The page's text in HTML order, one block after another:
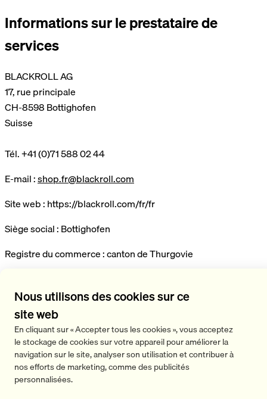
Informations sur le prestataire de
services
BLACKROLL AG
17, rue principale
CH-8598 Bottighofen
Suisse
Tél. +41 (0)71 588 02 44
E-mail :shop.fr@blackroll.com
Site web : https://blackroll.com/fr/fr
Siège social : Bottighofen
Registre du commerce : canton de Thurgovie
d'enregistrement : CHE-228.574.355
Numéro d'identification TVA en Allemagne : DE 815 464 633
Numéro DEEE : DE 79754400
N° d'enregistrement BattG : 21006241
Nous utilisons des cookies sur ce
site web
En cliquant sur « Accepter tous les cookies », vous acceptez
le stockage de cookies sur votre appareil pour améliorer la
navigation sur le site, analyser son utilisation et contribuer à
nos efforts de marketing, comme des publicités
personnalisées.